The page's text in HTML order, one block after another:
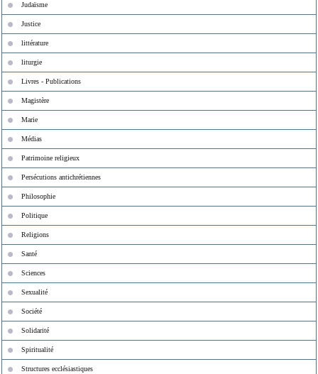
Judaïsme
Justice
littérature
liturgie
Livres - Publications
Magistère
Marie
Médias
Patrimoine religieux
Persécutions antichrétiennes
Philosophie
Politique
Religions
Santé
Sciences
Sexualité
Société
Solidarité
Spiritualité
Structures ecclésiastiques